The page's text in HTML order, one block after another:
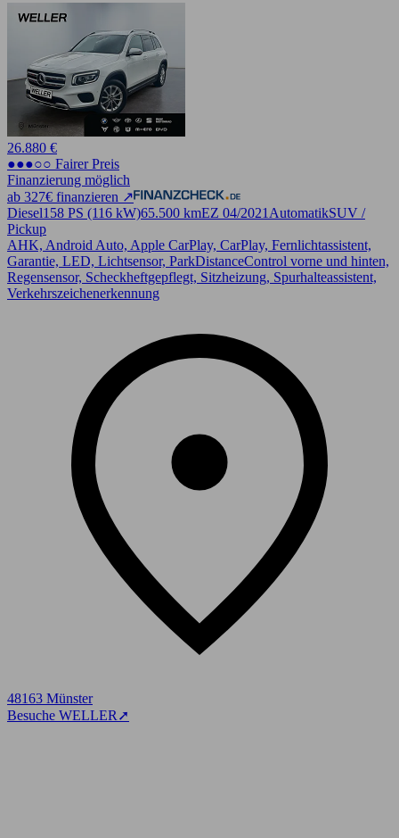
26.880 €
●●●○○ Fairer Preis
Finanzierung möglich
ab 327€ finanzieren ↗
Diesel158 PS (116 kW)65.500 kmEZ 04/2021 AutomatikSUV /
Pickup
AHK, Android Auto, Apple CarPlay, CarPlay, Fernlichtassistent,
Garantie, LED, Lichtsensor, ParkDistanceControl vorne und hinten,
Regensensor, Scheckheftgepflegt, Sitzheizung, Spurhalteassistent,
Verkehrszeichenerkennung
48163 Münster
Besuche WELLER ➚